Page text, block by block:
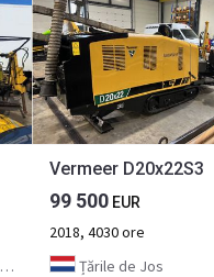
Vermeer D20x22S3
99 500EUR
2018, 4030 ore
Țările de Jos